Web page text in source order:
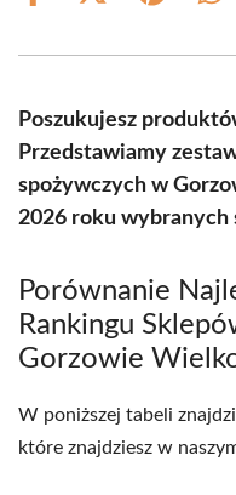
(Twitter)
Poszukujesz
Przedstawiamy
spożywczych w
2026 roku wybranych
Porównanie
Rankingu
Gorzowie
W poniższej tabeli
które znajdziesz w